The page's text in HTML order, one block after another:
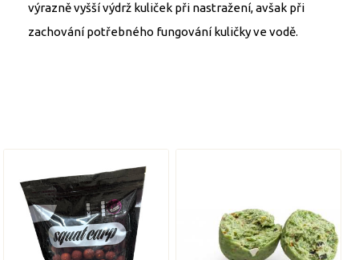
výrazně vyšší výdrž kuliček při nastražení, avšak při
zachování potřebného fungování kuličky ve vodě.